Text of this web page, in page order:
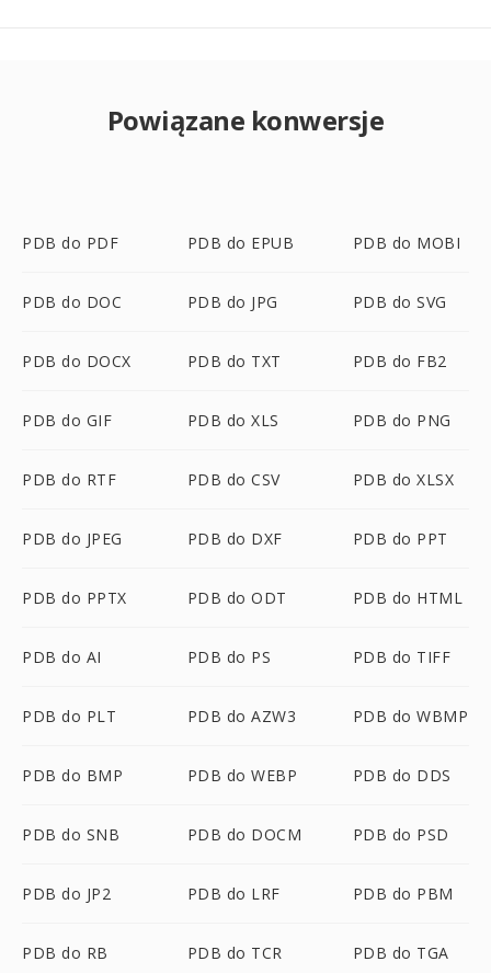
Powiązane konwersje
PDB do PDF PDB do EPUB PDB do MOBI
PDB do DOC PDB do JPG PDB do SVG
PDB do DOCX PDB do TXT PDB do FB2
PDB do GIF PDB do XLS PDB do PNG
PDB do RTF PDB do CSV PDB do XLSX
PDB do JPEG PDB do DXF PDB do PPT
PDB do PPTX PDB do ODT PDB do HTML
PDB do AI PDB do PS PDB do TIFF
PDB do PLT PDB do AZW3 PDB do WBMP
PDB do BMP PDB do WEBP PDB do DDS
PDB do SNB PDB do DOCM PDB do PSD
PDB do JP2 PDB do LRF PDB do PBM
PDB do RB PDB do TCR PDB do TGA